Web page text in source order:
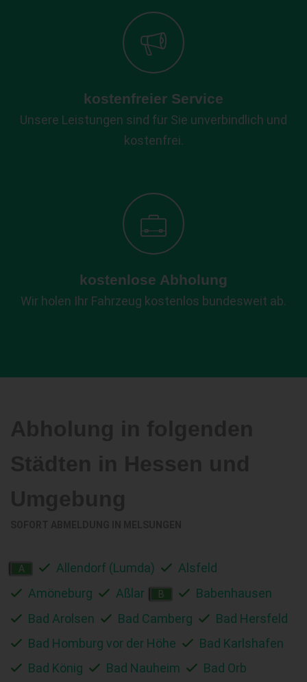
kostenfreier Service
Unsere Leistungen sind für Sie unverbindlich und
kostenfrei.
kostenlose Abholung
Wir holen Ihr Fahrzeug kostenlos bundesweit ab.
A Allendorf (Lumda)
Alsfeld
Amöneburg
Aßlar B
Babenhausen
Bad Arolsen
Bad Camberg
Bad Hersfeld
Bad Homburg vor der Höhe
Bad Karlshafen
Bad König
Bad Nauheim
Bad Orb